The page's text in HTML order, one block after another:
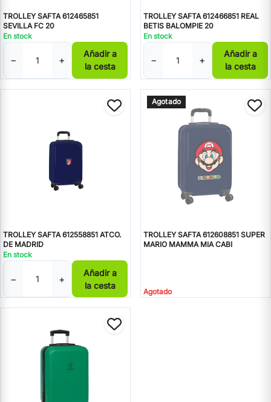
TROLLEY SAFTA 612465851
SEVILLA FC 20
En stock
− +
Añadir a
la cesta
TROLLEY SAFTA 612466851 REAL
BETIS BALOMPIE 20
En stock
− +
Añadir a
la cesta
TROLLEY SAFTA 612558851 ATCO.
DE MADRID
En stock
− +
Añadir a
la cesta
Agotado
TROLLEY SAFTA 612608851 SUPER
MARIO MAMMA MIA CABI
Agotado